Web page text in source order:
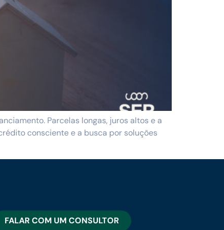
Parcelas longas, juros altos e a
consciente e a busca por soluções
FALAR COM UM CONSULTOR